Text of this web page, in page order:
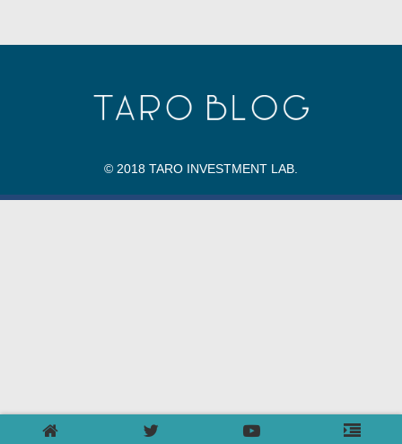
© 2018 TARO INVESTMENT LAB.